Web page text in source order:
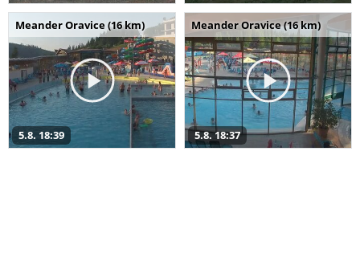
Meander Oravice (16 km)
5.8. 18:39
Meander Oravice (16 km)
5.8. 18:37